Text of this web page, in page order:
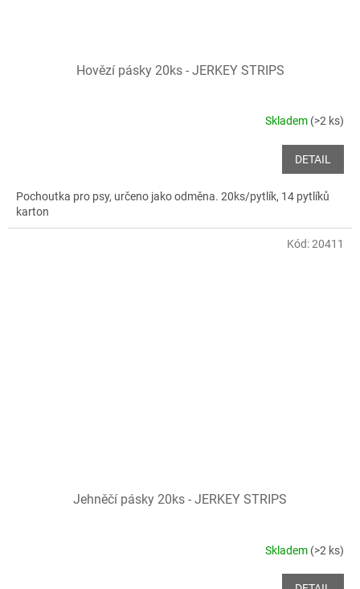
Hovězí pásky 20ks - JERKEY STRIPS
Skladem (>2 ks)
DETAIL
Pochoutka pro psy, určeno jako odměna. 20ks/pytlík, 14 pytlíků
karton
Jehněčí pásky 20ks - JERKEY STRIPS
Skladem (>2 ks)
Kód:20411